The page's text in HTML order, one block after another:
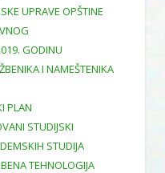
UPRAVE OPŠTINE
GODINU
I NAMEŠTENIKA
PLAN
STUDIJSKI
STUDIJA
TEHNOLOGIJA